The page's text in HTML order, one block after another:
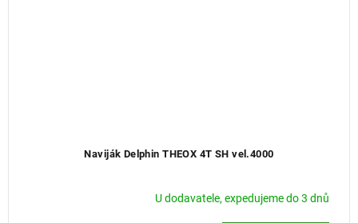
Naviják Delphin THEOX 4T SH vel.4000
U dodavatele, expedujeme do 3 dnů